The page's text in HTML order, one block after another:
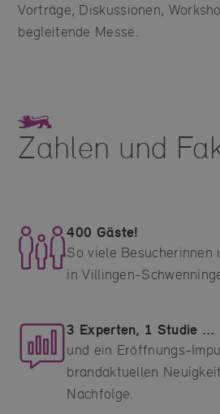
Vorträge, Diskussionen,
begleitende Messe.
Zahlen und
400 Gäste!
So viele Besucherinnen
in Villingen-
3 Experten, 1 Studie ...
und ein Eröffnungs-
brandaktuellen
Nachfolge.